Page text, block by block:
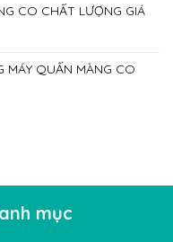
CO CHẤT LƯỢNG GIÁ
MÁY QUẤN MÀNG CO
mục